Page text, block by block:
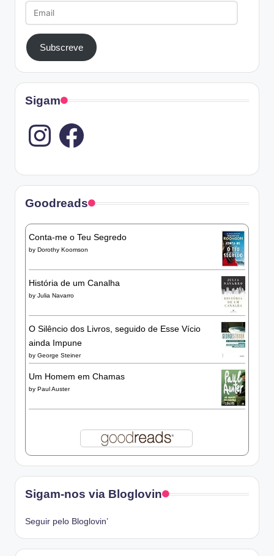
Subscreve
Sigam
Instagram
Goodreads
Conta-me o Teu Segredo
by Dorothy Koomson
História de um Canalha
by Julia Navarro
O Silêncio dos Livros, seguido de Esse Vício
ainda Impune
by George Steiner
Um Homem em Chamas
by Paul Auster
Sigam-nos via Bloglovin
Seguir pelo Bloglovin’